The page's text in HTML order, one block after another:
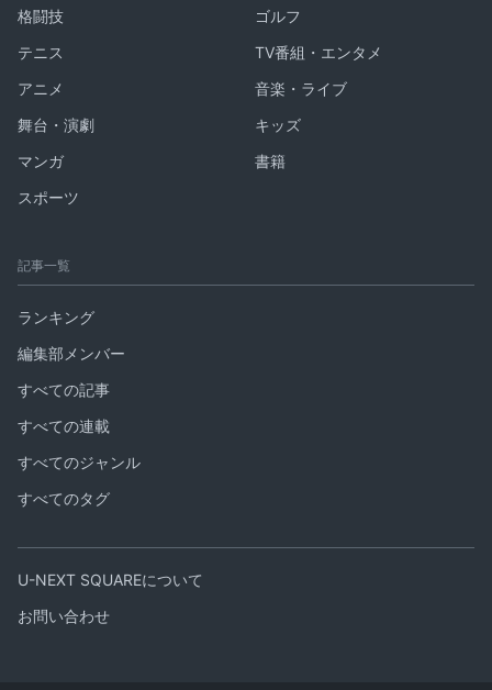
格闘技
ゴルフ
テニス
TV番組・エンタメ
アニメ
音楽・ライブ
舞台・演劇
キッズ
マンガ
書籍
スポーツ
記事一覧
ランキング
編集部メンバー
すべての記事
すべての連載
すべてのジャンル
すべてのタグ
U-NEXT SQUAREについて
お問い合わせ